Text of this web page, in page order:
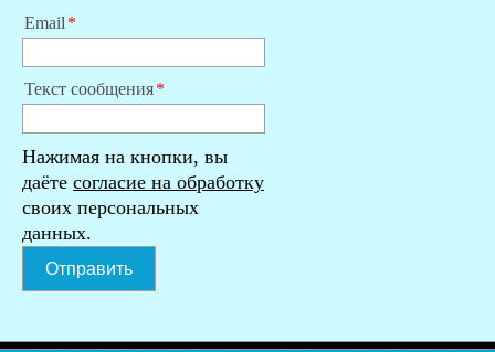
Email
Текст сообщения
Нажимая на кнопки, вы
даёте согласие на обработку
своих персональных
данных.
Отправить